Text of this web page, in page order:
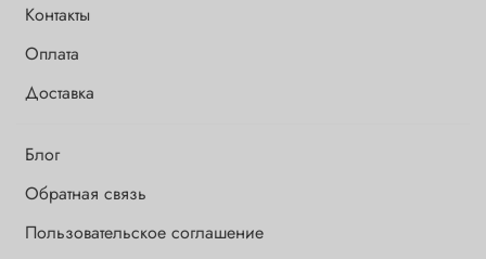
Контакты
Оплата
Доставка
Блог
Обратная связь
Пользовательское соглашение